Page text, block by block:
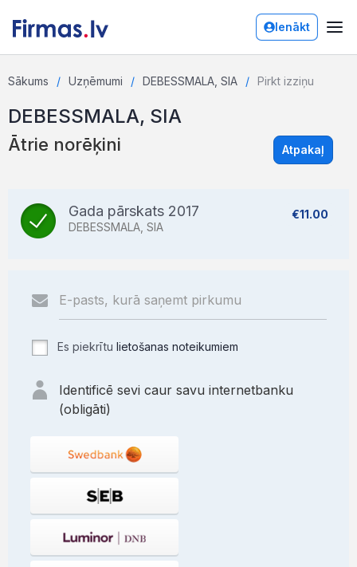
Ienākt
Sākums Uzņēmumi DEBESSMALA, SIA Pirkt izziņu
DEBESSMALA, SIA
Ātrie norēķini Atpakaļ
Gada pārskats 2017
DEBESSMALA, SIA
€11.00
Es piekrītu lietošanas noteikumiem
Identificē sevi caur savu internetbanku
(obligāti)